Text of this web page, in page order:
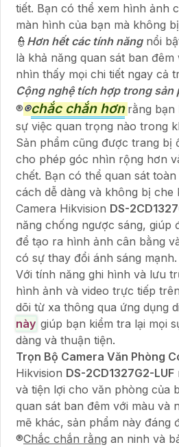
tiết. Bạn có thể xem hình ảnh
màn hình của bạn mà không
👮 Hơn hết các tính năngnổi
là khả năng quan sát ban đêm
nhìn thấy mọi chi tiết ngay cả
Cộng nghệ tích hợp trong sản
®️®️chắc chắn hơn rằng bạn
sự việc quan trọng nào trong
Sản phẩm cũng được trang bị
cho phép góc nhìn rộng hơn
chết. Bạn có thể quan sát
cách dễ dàng và không bị che
Camera Hikvision DS-
năng chống ngược sáng, giúp
để tạo ra hình ảnh cân bằng
có sự thay đổi ánh sáng mạnh.
Với tính năng ghi hình và lưu
hình ảnh và video trực tiếp
dõi từ xa thông qua ứng dụng
này giúp bạn kiểm tra lại mọi
dàng và thuận tiện.
Trọn Bộ Camera Văn Phòng
Hikvision DS-2CD1327G2-LUF
và tiện lợi cho văn phòng của
quan sát ban đêm với màu và
mẽ khác, sản phẩm này đáng
®️Chắc chắn rằng an ninh và